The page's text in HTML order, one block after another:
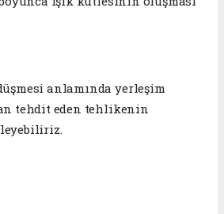
anlamında yerleşim
tehdit eden tehlikenin